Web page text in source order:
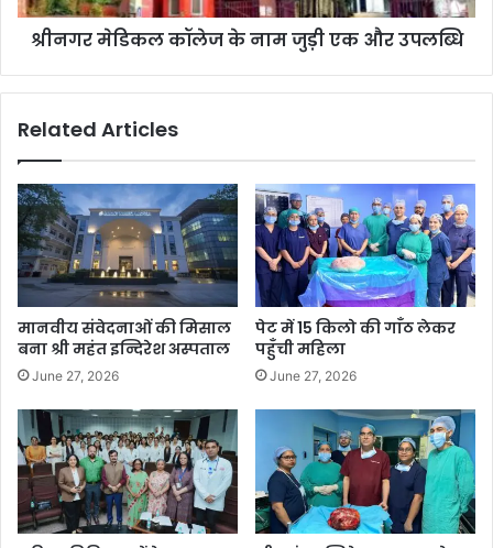
श्रीनगर मेडिकल कॉलेज के नाम जुड़ी एक और उपलब्धि
Related Articles
मानवीय संवेदनाओं की मिसाल
बना श्री महंत इन्दिरेश अस्पताल
June 27, 2026
पेट में 15 किलो की गाँठ लेकर
पहुँची महिला
June 27, 2026